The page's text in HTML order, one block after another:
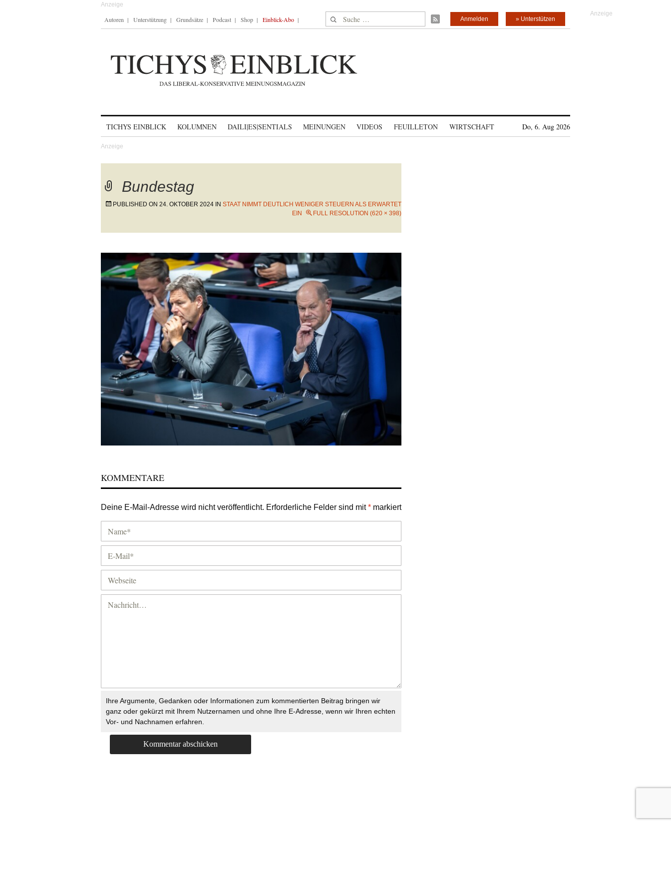
Autoren Unterstützung Grundsätze Podcast Shop Einblick-Abo Suche nach: » Unterstützen
Anmelden
TICHYS EINBLICK KOLUMNEN DAILI|ES|SENTIALS MEINUNGEN VIDEOS FEUILLETON WIRTSCHAFT Do, 6. Aug 2026
Bundestag
PUBLISHED ON 24. OKTOBER 2024 IN STAAT NIMMT DEUTLICH WENIGER STEUERN ALS ERWARTET
EIN
FULL RESOLUTION (620 × 398)
KOMMENTARE
Deine E-Mail-Adresse wird nicht veröffentlicht. Erforderliche Felder sind mit* markiert
Ihre Argumente, Gedanken oder Informationen zum kommentierten Beitrag bringen wir
ganz oder gekürzt mit Ihrem Nutzernamen und ohne Ihre E-Adresse, wenn wir Ihren echten
Vor- und Nachnamen erfahren.